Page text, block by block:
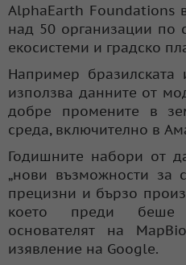
AlphaEarth Foundations
над 50 организации по
екосистеми и градско
Например бразилската
използва данните от
добре промените в
среда, включително в
Годишните набори от
„нови възможности за
прецизни и бързо
което преди беше
основателят на
изявление на Google.